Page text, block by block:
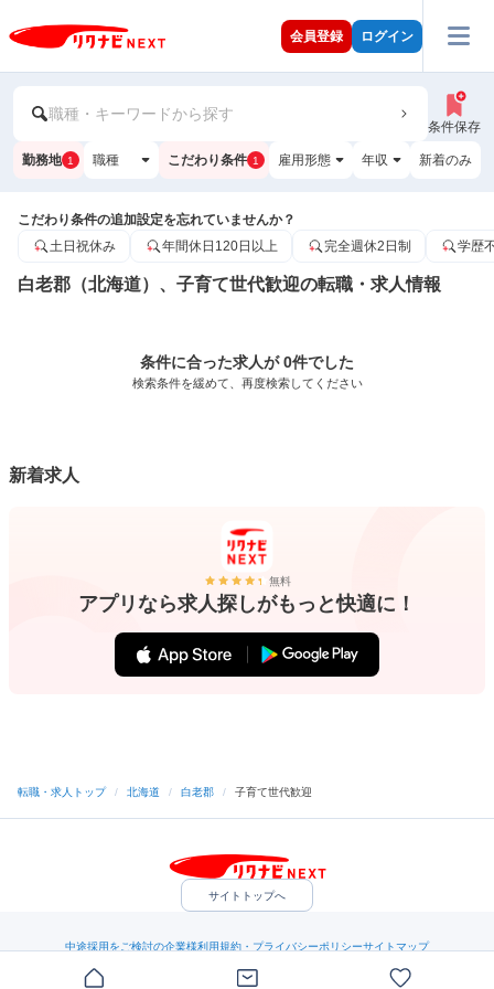
会員登録 ログイン
職種・キーワードから探す
条件保存
勤務地 1 職種 こだわり条件 1 雇用形態 年収 新着のみ
こだわり条件の追加設定を忘れていませんか？
土日祝休み
年間休日120日以上 完全週休2日制 学歴
白老郡（北海道）、子育て世代歓迎の転職・求人情報
条件に合った求人が 0件でした
検索条件を緩めて、再度検索してください
新着求人
無料
アプリなら求人探しがもっと快適に！
転職・求人トップ / 北海道 / 白老郡 / 子育て世代歓迎
サイトトップへ
中途採用をご検討の企業様利用規約・プライバシーポリシーサイトマップ
（C）Indeed Inc.